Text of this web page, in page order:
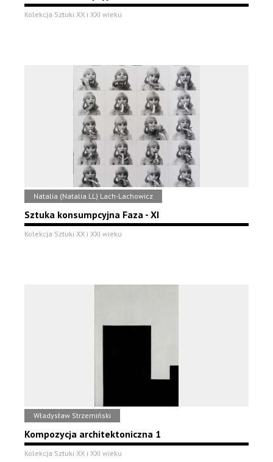
Kolekcja Sztuki XX i XXI wieku
Natalia (Natalia LL) Lach-Lachowicz
Sztuka konsumpcyjna Faza - XI
Kolekcja Sztuki XX i XXI wieku
Władysław Strzemiński
Kompozycja architektoniczna 1
Kolekcja Sztuki XX i XXI wieku